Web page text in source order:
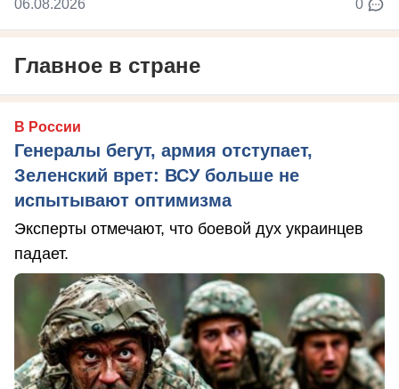
06.08.2026 0
Главное в стране
В России
Генералы бегут, армия отступает,
Зеленский врет: ВСУ больше не
испытывают оптимизма
Эксперты отмечают, что боевой дух украинцев
падает.